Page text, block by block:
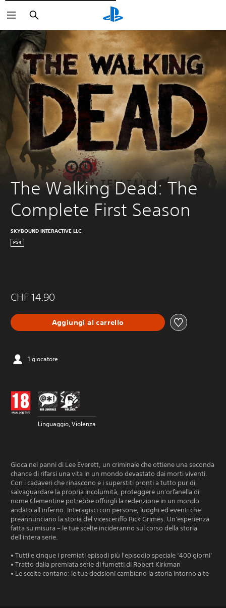
Cerca
The Walking Dead: The
Complete First Season
SKYBOUND INTERACTIVE LLC
PS4
CHF 14.90
Aggiungi al carrello
1 giocatore
Linguaggio, Violenza
Gioca nei panni di Lee Everett, un criminale che ottiene una seconda
chance di rifarsi una vita in un mondo devastato dai morti viventi.
Con i cadaveri che rinascono e i superstiti pronti a tutto pur di
salvaguardare la propria incolumità, proteggere un'orfanella di
nome Clementine potrebbe offrirgli la redenzione in un mondo
andato all'inferno. Interagisci con persone, luoghi ed eventi che
preannunciano la storia del vicesceriffo Rick Grimes. Un'esperienza
fatta su misura – le tue scelte incideranno sul corso della storia
dell'intera serie.
• Tutti e cinque i premiati episodi più l'episodio speciale ‘400 giorni’
• Tratto dalla premiata serie di fumetti di Robert Kirkman
• Le scelte contano: le tue decisioni cambiano la storia intorno a te